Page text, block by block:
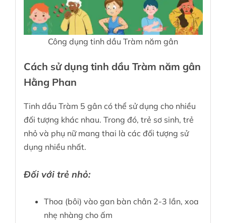
Công dụng tinh dầu Tràm năm gân
Cách sử dụng tinh dầu Tràm năm gân
Hằng Phan
Tinh dầu Tràm 5 gân có thể sử dụng cho nhiều
đối tượng khác nhau. Trong đó, trẻ sơ sinh, trẻ
nhỏ và phụ nữ mang thai là các đối tượng sử
dụng nhiều nhất.
Đối với trẻ nhỏ:
Thoa (bôi) vào gan bàn chân 2-3 lần, xoa
nhẹ nhàng cho ấm